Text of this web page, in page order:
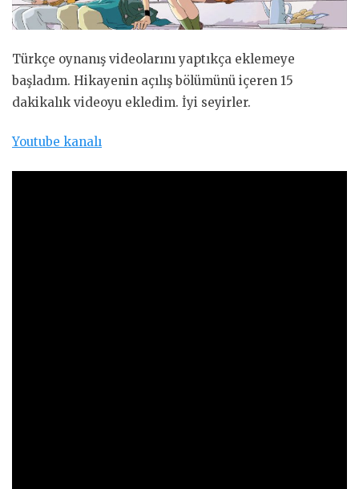
Türkçe oynanış videolarını yaptıkça eklemeye
başladım. Hikayenin açılış bölümünü içeren 15
dakikalık videoyu ekledim. İyi seyirler.
Youtube kanalı